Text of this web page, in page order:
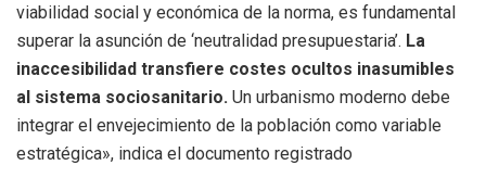
viabilidad social y económica de la norma, es fundamental
superar la asunción de ‘neutralidad presupuestaria’. La
inaccesibilidad transfiere costes ocultos inasumibles
al sistema sociosanitario. Un urbanismo moderno debe
integrar el envejecimiento de la población como variable
estratégica», indica el documento registrado